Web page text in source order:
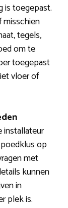
is toegepast.
misschien
tegels,
om te
toegepast
vloer of
installateur
op
met
kunnen
in
plek is.